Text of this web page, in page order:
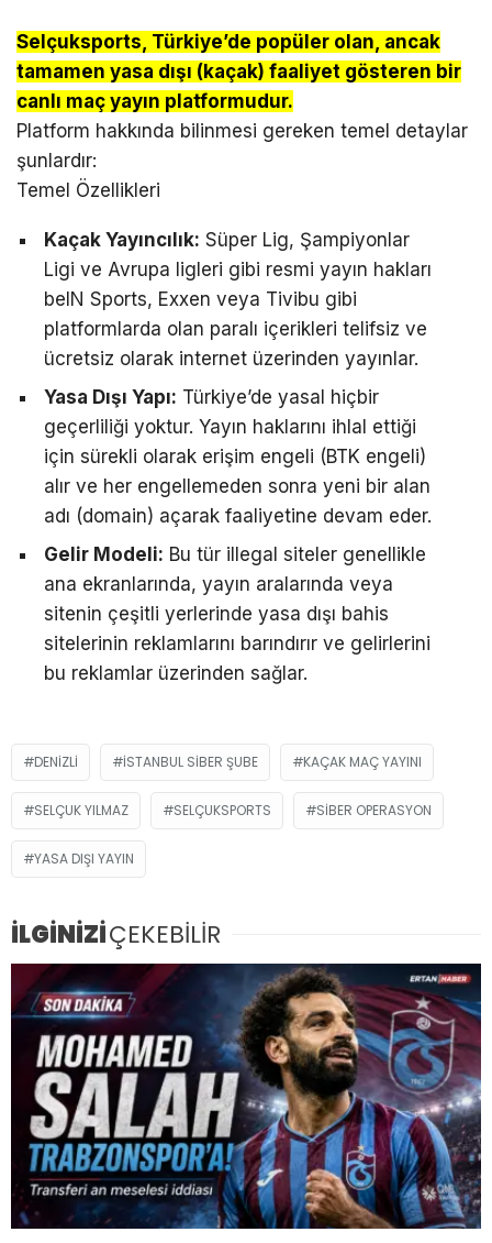
Selçuksports, Türkiye’de popüler olan, ancak
tamamen yasa dışı (kaçak) faaliyet gösteren bir
canlı maç yayın platformudur.
Platform hakkında bilinmesi gereken temel detaylar
şunlardır:
Temel Özellikleri
Kaçak Yayıncılık: Süper Lig, Şampiyonlar
Ligi ve Avrupa ligleri gibi resmi yayın hakları
beIN Sports, Exxen veya Tivibu gibi
platformlarda olan paralı içerikleri telifsiz ve
ücretsiz olarak internet üzerinden yayınlar.
Yasa Dışı Yapı: Türkiye’de yasal hiçbir
geçerliliği yoktur. Yayın haklarını ihlal ettiği
için sürekli olarak erişim engeli (BTK engeli)
alır ve her engellemeden sonra yeni bir alan
adı (domain) açarak faaliyetine devam eder.
Gelir Modeli: Bu tür illegal siteler genellikle
ana ekranlarında, yayın aralarında veya
sitenin çeşitli yerlerinde yasa dışı bahis
sitelerinin reklamlarını barındırır ve gelirlerini
bu reklamlar üzerinden sağlar.
DENIZLI İSTANBUL SIBER ŞUBE KAÇAK MAÇ YAYINI
SELÇUK YILMAZ SELÇUKSPORTS SIBER OPERASYON
YASA DIŞI YAYIN
İLGİNİZİÇEKEBİLİR